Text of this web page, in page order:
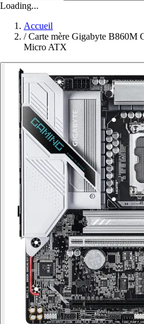
Loading...
Accueil
/ Carte mère Gigabyte B860M
Micro ATX